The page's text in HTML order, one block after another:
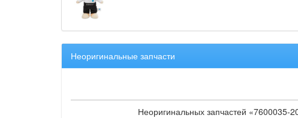
Неоригинальные запчасти
Неоригинальных запчастей «7600035-